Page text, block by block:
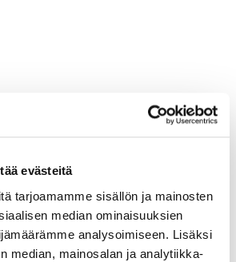
evästeitä
tarjoamamme sisällön ja mainosten
median ominaisuuksien
analysoimiseen. Lisäksi
median, mainosalan ja analytiikka-